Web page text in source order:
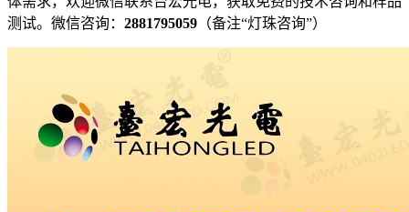
测试。微信咨询： 2881795059 （备注“灯珠咨询”）